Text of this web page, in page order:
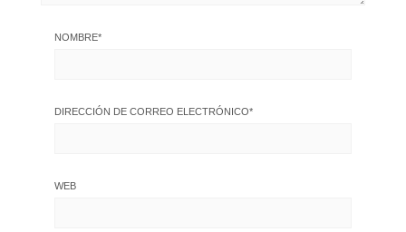
NOMBRE*
DIRECCIÓN DE CORREO ELECTRÓNICO*
WEB